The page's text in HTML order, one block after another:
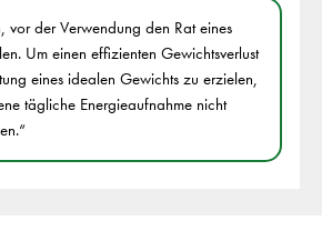
vor der Verwendung den Rat eines
Um einen effizienten Gewichtsverlust
eines idealen Gewichts zu erzielen,
tägliche Energieaufnahme nicht